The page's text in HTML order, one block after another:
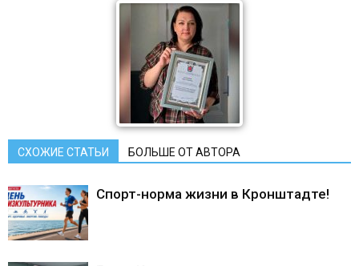
СХОЖИЕ СТАТЬИ БОЛЬШЕ ОТ АВТОРА
Спорт-норма жизни в Кронштадте!